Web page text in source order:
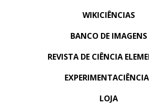
WIKICIÊNCIAS
BANCO DE IMAGENS
REVISTA DE CIÊNCIA
LOJA